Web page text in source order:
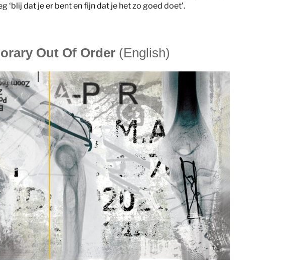
‘blij dat je er bent en fijn dat je het zo goed doet’.
Out Of Order (English)